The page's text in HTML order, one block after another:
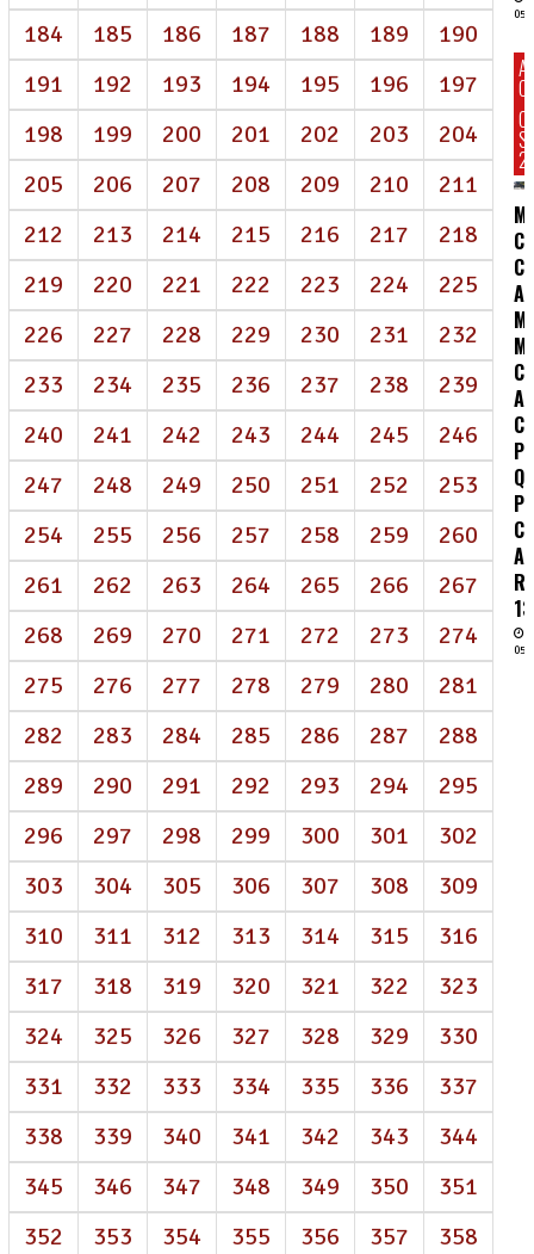
184
185 186 187 188 189
190
191
192 193 194 195 196
197
198
199 200 201 202 203
204
205
206 207 208 209 210
211
212
213 214 215 216 217
218
219
220 221 222 223 224
225
226
227 228 229 230 231
232
233
234 235 236 237 238
239
240
241 242 243 244 245
246
247
248 249 250 251 252
253
254
255 256 257 258 259
260
261
262 263 264 265 266
267
268
269 270 271 272 273
274
275
276 277 278 279 280
281
282
283 284 285 286 287
288
289
290 291 292 293 294
295
296
297 298 299 300 301
302
303
304 305 306 307 308
309
310
311 312 313 314 315
316
317
318 319 320 321 322
323
324
325 326 327 328 329
330
331
332 333 334 335 336
337
338
339 340 341 342 343
344
345
346 347 348 349 350
351
352
353 354 355 356 357 358
05/
C:
A
05/